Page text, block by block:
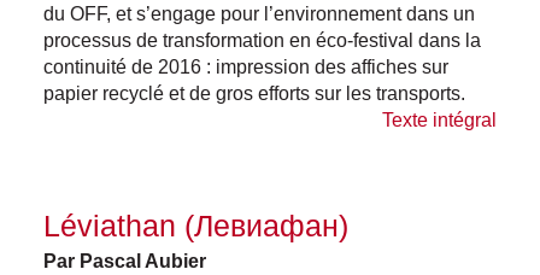
du OFF, et s’engage pour l’environnement dans un
processus de transformation en éco-festival dans la
continuité de 2016 : impression des affiches sur
papier recyclé et de gros efforts sur les transports.
Texte intégral
Léviathan (Левиафан)
Par Pascal Aubier